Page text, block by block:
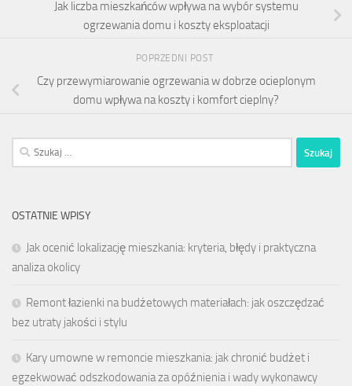
Jak liczba mieszkańców wpływa na wybór systemu
ogrzewania domu i koszty eksploatacji
POPRZEDNI POST
Czy przewymiarowanie ogrzewania w dobrze ocieplonym
domu wpływa na koszty i komfort cieplny?
Szukaj:
OSTATNIE WPISY
Jak ocenić lokalizację mieszkania: kryteria, błędy i praktyczna
analiza okolicy
Remont łazienki na budżetowych materiałach: jak oszczędzać
bez utraty jakości i stylu
Kary umowne w remoncie mieszkania: jak chronić budżet i
egzekwować odszkodowania za opóźnienia i wady wykonawcy